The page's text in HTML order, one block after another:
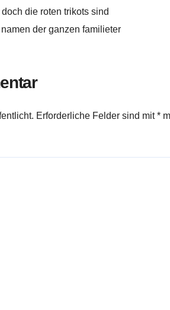
die roten trikots sind
der ganzen familieter
Erforderliche Felder sind mit*